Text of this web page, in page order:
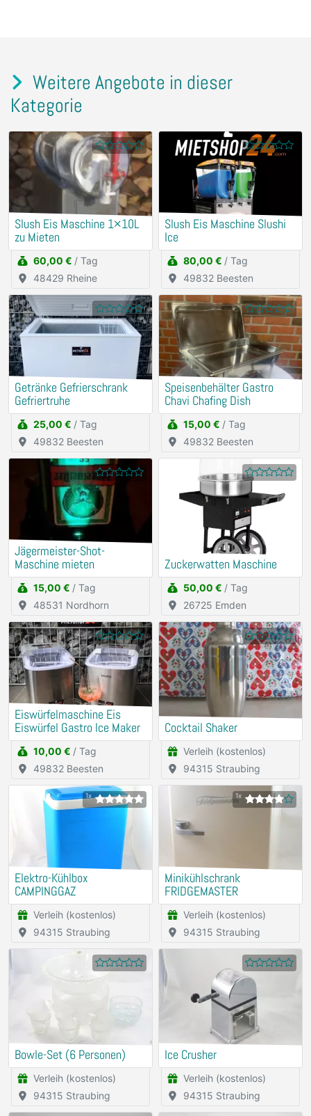
Weitere Angebote in dieser
Kategorie
Slush Eis Maschine 1×10L
zu Mieten
60,00 € / Tag
48429 Rheine
Slush Eis Maschine Slushi
Ice
80,00 € / Tag
49832 Beesten
Getränke Gefrierschrank
Gefriertruhe
25,00 € / Tag
49832 Beesten
Speisenbehälter Gastro
Chavi Chafing Dish
15,00 € / Tag
49832 Beesten
Jägermeister-Shot-
Maschine mieten
15,00 € / Tag
48531 Nordhorn
Zuckerwatten Maschine
50,00 € / Tag
26725 Emden
Eiswürfelmaschine Eis
Eiswürfel Gastro Ice Maker
10,00 € / Tag
49832 Beesten
Cocktail Shaker
Verleih (kostenlos)
94315 Straubing
1x
Elektro-Kühlbox
CAMPINGGAZ
Verleih (kostenlos)
94315 Straubing
1x
Minikühlschrank
FRIDGEMASTER
Verleih (kostenlos)
94315 Straubing
Bowle-Set (6 Personen)
Verleih (kostenlos)
94315 Straubing
Ice Crusher
Verleih (kostenlos)
94315 Straubing